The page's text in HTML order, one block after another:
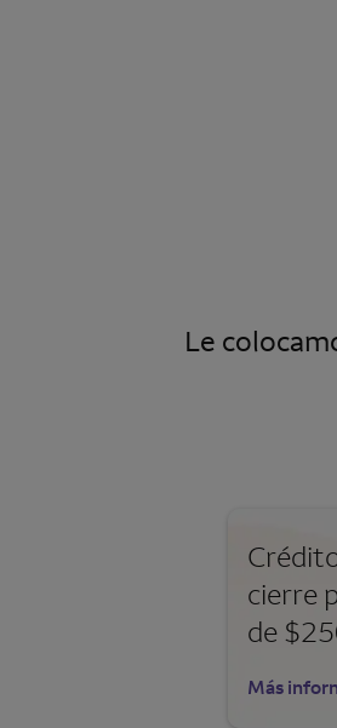
Le
cierre
de
Más